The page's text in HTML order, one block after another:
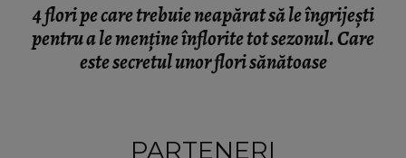
4 flori pe care trebuie neapărat să le îngrijești
pentru a le menține înflorite tot sezonul. Care
este secretul unor flori sănătoase
PARTENERI